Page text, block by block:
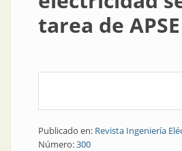
tarea de APSE
Publicado en: Revista Ingeniería
Número:300